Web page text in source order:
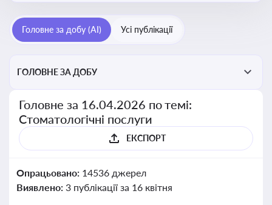
Головне за добу (AI) Усі публікації
ГОЛОВНЕ ЗА ДОБУ
Головне за 16.04.2026 по темі:
Стоматологічні послуги
ЕКСПОРТ
Опрацьовано: 14536 джерел
Виявлено: 3 публікації за 16 квітня